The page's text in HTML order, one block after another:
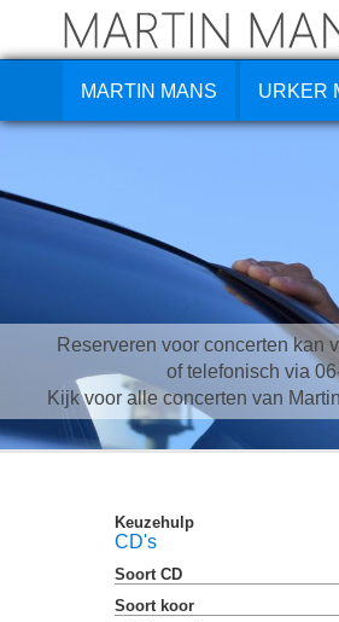
MARTIN MANS URKER
Reserveren voor concerten kan
of telefonisch via
Kijk voor alle concerten van
Keuzehulp
CD's
Soort CD
Soort koor